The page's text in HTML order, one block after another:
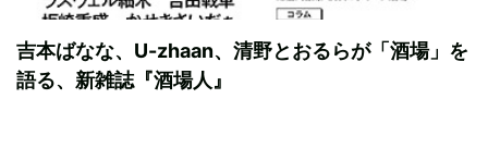
吉本ばなな、U-zhaan、清野とおるらが「酒場」を
語る、新雑誌『酒場人』